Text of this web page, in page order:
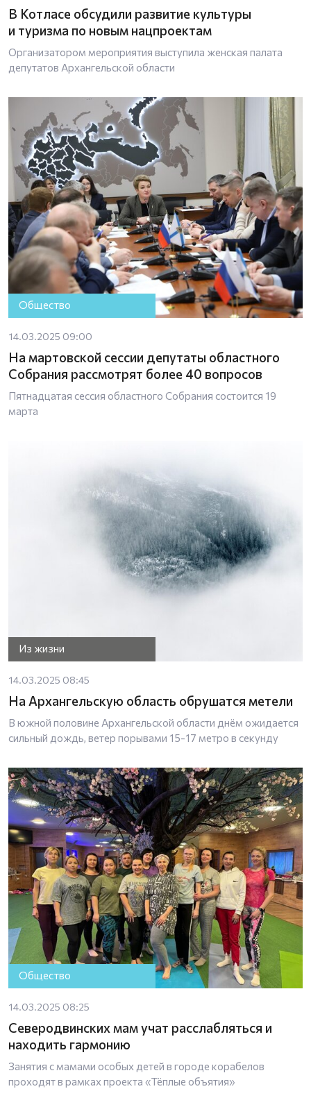
В Котласе обсудили развитие культуры
и туризма по новым нацпроектам
Организатором мероприятия выступила женская палата
депутатов Архангельской области
Общество
14.03.2025 09:00
На мартовской сессии депутаты областного
Собрания рассмотрят более 40 вопросов
Пятнадцатая сессия областного Собрания состоится 19
марта
Из жизни
14.03.2025 08:45
На Архангельскую область обрушатся метели
В южной половине Архангельской области днём ожидается
сильный дождь, ветер порывами 15-17 метро в секунду
Общество
14.03.2025 08:25
Северодвинских мам учат расслабляться и
находить гармонию
Занятия с мамами особых детей в городе корабелов
проходят в рамках проекта «Тёплые объятия»